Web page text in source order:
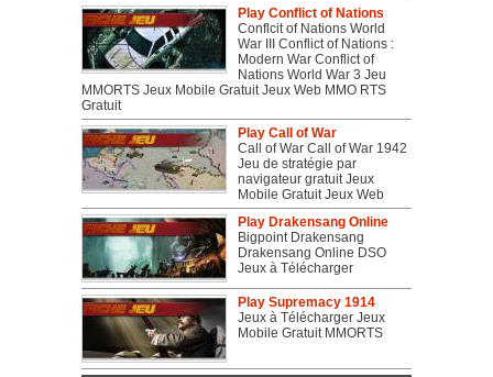
Play Conflict of Nations
Conflcit of Nations World
War III Conflict of Nations :
Modern War Conflict of
Nations World War 3 Jeu
MMORTS Jeux Mobile Gratuit Jeux Web MMO RTS
Gratuit
Play Call of War
Call of War Call of War 1942
Jeu de stratégie par
navigateur gratuit Jeux
Mobile Gratuit Jeux Web
Play Drakensang Online
Bigpoint Drakensang
Drakensang Online DSO
Jeux à Télécharger
Play Supremacy 1914
Jeux à Télécharger Jeux
Mobile Gratuit MMORTS